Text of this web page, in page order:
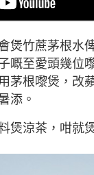
煲竹蔗茅根水
嘅至愛頭幾位
茅根嚟煲，改
添。
煲涼茶，咁就